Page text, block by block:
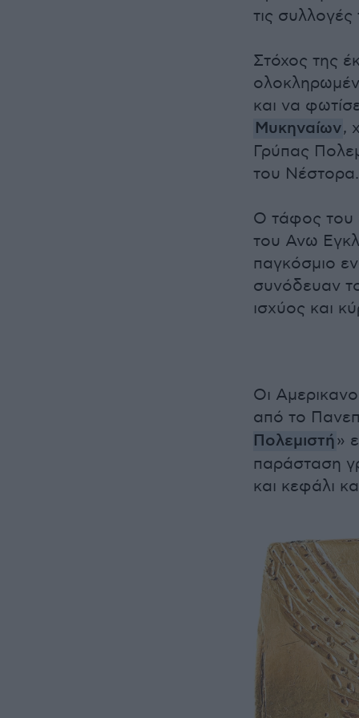
τις συλλογές
Στόχος της
και να
Μυκηναίων,
Γρύπας
του Νέστορα.
Ο τάφος του
του Ανω
παγκόσμιο
συνόδευαν
ισχύος και
Οι
από το
Πολεμιστή»
παράσταση
και κεφάλι